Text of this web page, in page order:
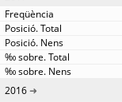
2016